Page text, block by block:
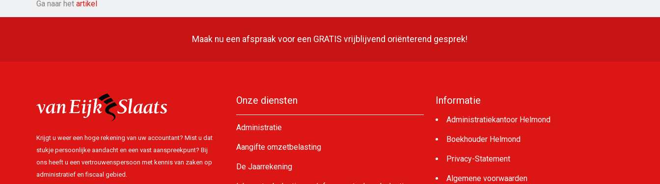
Ga naar hetartikel
Maak nu een afspraak voor een GRATIS vrijblijvend oriënterend gesprek!
Krijgt u weer een hoge rekening van uw accountant? Mist u dat
stukje persoonlijke aandacht en een vast aanspreekpunt? Bij
ons heeft u een vertrouwenspersoon met kennis van zaken op
administratief en fiscaal gebied.
Onze diensten
Administratie
Aangifte omzetbelasting
De Jaarrekening
Informatie
Administratiekantoor Helmond
Boekhouder Helmond
Privacy-Statement
Algemene voorwaarden